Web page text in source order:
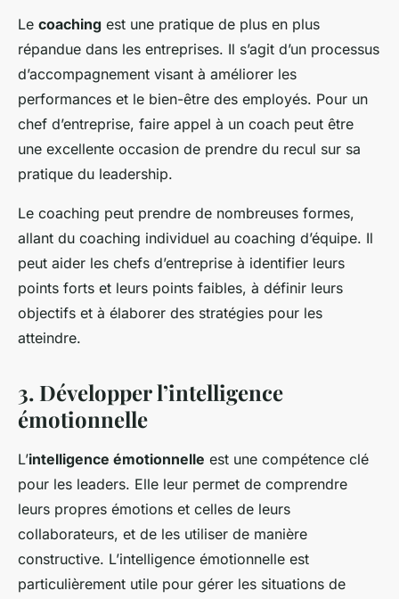
Le coaching est une pratique de plus en plus
répandue dans les entreprises. Il s’agit d’un processus
d’accompagnement visant à améliorer les
performances et le bien-être des employés. Pour un
chef d’entreprise, faire appel à un coach peut être
une excellente occasion de prendre du recul sur sa
pratique du leadership.
Le coaching peut prendre de nombreuses formes,
allant du coaching individuel au coaching d’équipe. Il
peut aider les chefs d’entreprise à identifier leurs
points forts et leurs points faibles, à définir leurs
objectifs et à élaborer des stratégies pour les
atteindre.
3. Développer l’intelligence
émotionnelle
L’intelligence émotionnelle est une compétence clé
pour les leaders. Elle leur permet de comprendre
leurs propres émotions et celles de leurs
collaborateurs, et de les utiliser de manière
constructive. L’intelligence émotionnelle est
particulièrement utile pour gérer les situations de